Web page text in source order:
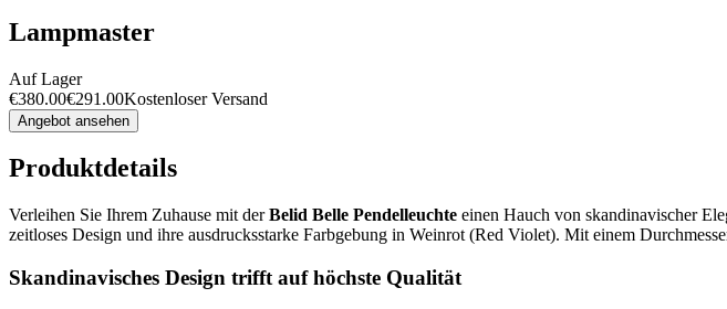
Lampmaster
Auf Lager
€380.00€291.00Kostenloser Versand
Angebot ansehen
Produktdetails
Verleihen Sie Ihrem Zuhause mit derBelid Belle Pendelleuchte einen Hauch von skandinavischer
zeitloses Design und ihre ausdrucksstarke Farbgebung in Weinrot (Red Violet). Mit einem
Skandinavisches Design trifft auf höchste Qualität